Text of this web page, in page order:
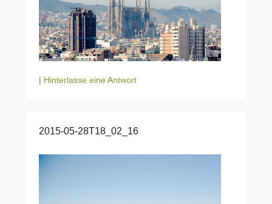
| Hinterlasse eine Antwort
2015-05-28T18_02_16